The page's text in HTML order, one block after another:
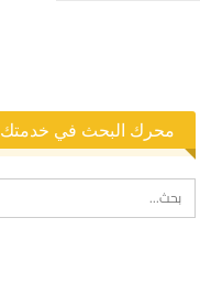
محرك البحث في خدمتك